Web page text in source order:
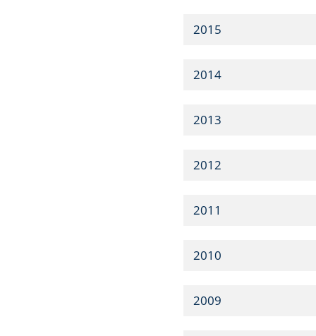
2015
2014
2013
2012
2011
2010
2009